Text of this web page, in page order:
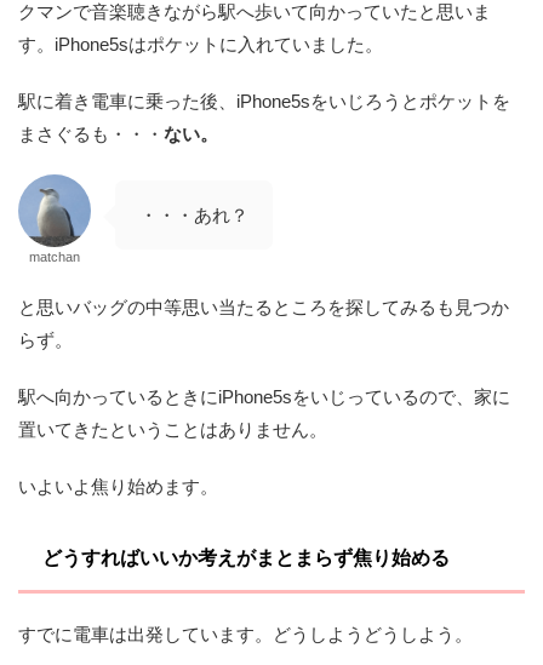
クマンで音楽聴きながら駅へ歩いて向かっていたと思いま
す。iPhone5sはポケットに入れていました。
駅に着き電車に乗った後、iPhone5sをいじろうとポケットを
まさぐるも・・・ ない。
matchan
・・・あれ？
と思いバッグの中等思い当たるところを探してみるも見つか
らず。
駅へ向かっているときにiPhone5sをいじっているので、家に
置いてきたということはありません。
いよいよ焦り始めます。
どうすればいいか考えがまとまらず焦り始める
すでに電車は出発しています。 どうしようどうしよう。